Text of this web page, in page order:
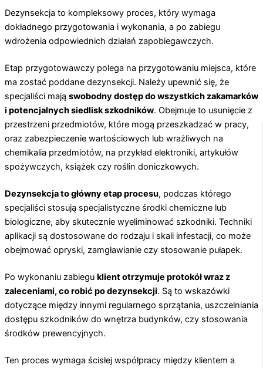
Dezynsekcja to kompleksowy proces, który wymaga
dokładnego przygotowania i wykonania, a po zabiegu
wdrożenia odpowiednich działań zapobiegawczych.
Etap przygotowawczy polega na przygotowaniu miejsca, które
ma zostać poddane dezynsekcji. Należy upewnić się, że
specjaliści mają swobodny dostęp do wszystkich zakamarków
i potencjalnych siedlisk szkodników. Obejmuje to usunięcie z
przestrzeni przedmiotów, które mogą przeszkadzać w pracy,
oraz zabezpieczenie wartościowych lub wrażliwych na
chemikalia przedmiotów, na przykład elektroniki, artykułów
spożywczych, książek czy roślin doniczkowych.
Dezynsekcja to główny etap procesu, podczas którego
specjaliści stosują specjalistyczne środki chemiczne lub
biologiczne, aby skutecznie wyeliminować szkodniki. Techniki
aplikacji są dostosowane do rodzaju i skali infestacji, co może
obejmować opryski, zamgławianie czy stosowanie pułapek.
Po wykonaniu zabiegu klient otrzymuje protokół wraz z
zaleceniami,co robić po dezynsekcji. Są to wskazówki
dotyczące między innymi regularnego sprzątania, uszczelniania
dostępu szkodników do wnętrza budynków, czy stosowania
środków prewencyjnych.
Ten proces wymaga ścisłej współpracy między klientem a